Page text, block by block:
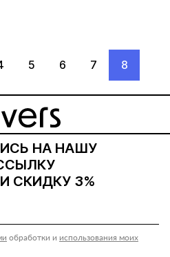
5 6 7 8
НА НАШУ
СКИДКУ 3%
обработки и использования моих